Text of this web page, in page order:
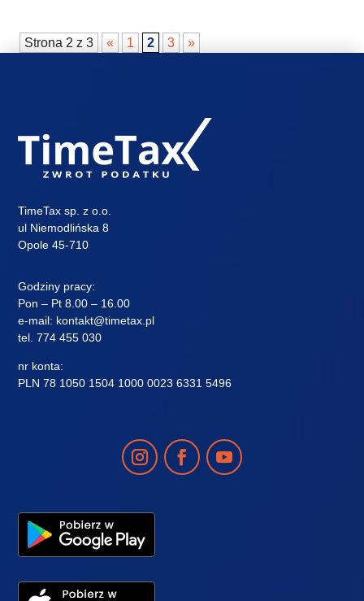
Strona 2 z 3 « 1 2 3 »
TimeTax sp. z o.o.
ul Niemodlińska 8
Opole 45-710
Godziny pracy:
Pon – Pt 8.00 – 16.00
e-mail: kontakt@timetax.pl
tel.774 455 030
nr konta:
PLN 78 1050 1504 1000 0023 6331 5496